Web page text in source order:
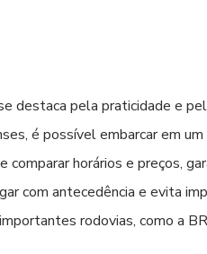
destaca pela praticidade e
é possível embarcar em um
horários e preços,
com antecedência e evita
rodovias, como a